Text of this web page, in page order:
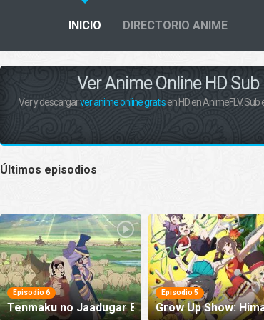
INICIO DIRECTORIO ANIME
Ver Anime Online HD
Ver y descargarver anime online gratisen HD en AnimeFLV.
Últimos episodios
Episodio 6
Tenmaku no Jaadugar Episodio 6
Episodio 5
Grow Up Show: